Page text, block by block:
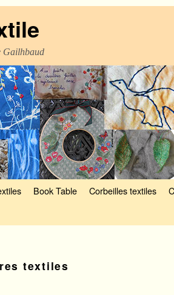
Gailhbaud
Book Table Corbeilles textiles
textiles